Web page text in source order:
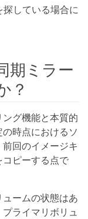
探している場合に
期ミラー
？
グ機能と本質的
時点におけるソ
回のイメージキ
ピーする点で
ームの状態はあ
ライマリボリュ